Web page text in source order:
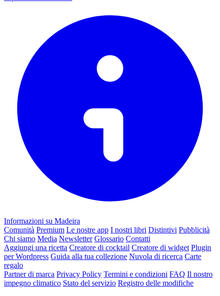
Informazioni su Madeira
Comunità Premium Le nostre app I nostri libri Distintivi Pubblicità
Chi siamo Media Newsletter Glossario Contatti
Aggiungi una ricetta Creatore di cocktail Creatore di widget Plugin
per Wordpress Guida alla tua collezione Nuvola di ricerca Carte
regalo
Partner di marca Privacy Policy Termini e condizioni FAQ Il nostro
impegno climatico Stato del servizio Registro delle modifiche